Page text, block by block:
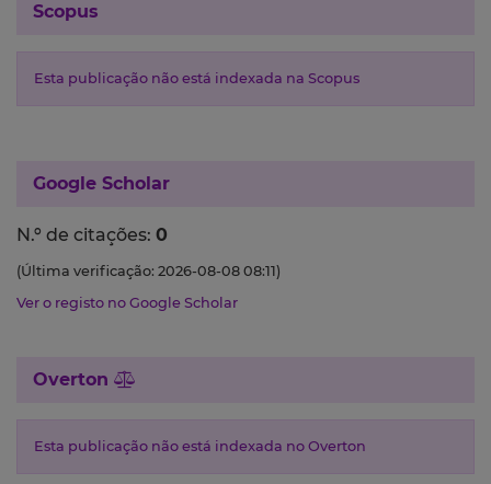
Scopus
Esta publicação não está indexada na Scopus
Google Scholar
N.º de citações: 0
(Última verificação: 2026-08-08 08:11)
Ver o registo no Google Scholar
Overton
Esta publicação não está indexada no Overton